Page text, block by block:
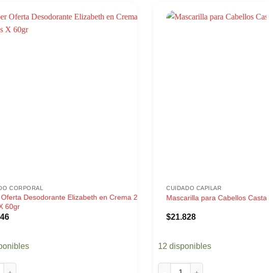
CORPORAL
Desodorante Elizabeth en Crema 2
60gr
Desodorante Elizabeth en Crema 2 Unds X 60gr cantidad
CUIDADO CAPILAR
Mascarilla para Cabellos
$21.828
12 disponibles
Mascarilla para Cabellos